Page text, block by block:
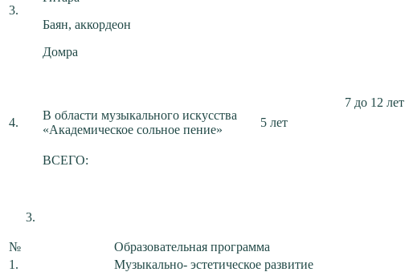
3.
Баян, аккордеон
Домра
4.
В области музыкального искусства
«Академическое сольное пение»
5 лет
7 до 12 лет
ВСЕГО:
№ Образовательная программа
1.
Музыкально- эстетическое развитие